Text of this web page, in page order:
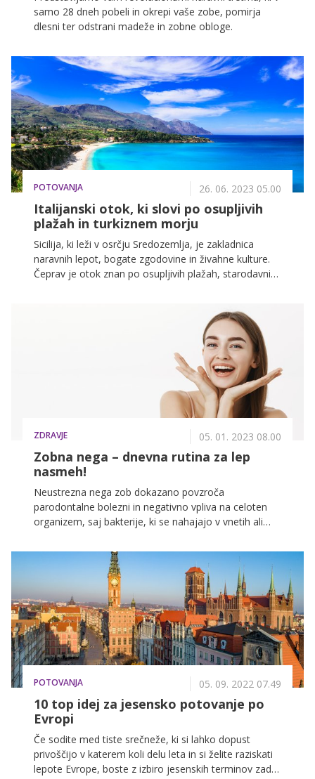
samo 28 dneh pobeli in okrepi vaše zobe, pomirja
dlesni ter odstrani madeže in zobne obloge.
POTOVANJA 26. 06. 2023 05.00
Italijanski otok, ki slovi po osupljivih
plažah in turkiznem morju
Sicilija, ki leži v osrčju Sredozemlja, je zakladnica
naravnih lepot, bogate zgodovine in živahne kulture.
Čeprav je otok znan po osupljivih plažah, starodavnih
ZDRAVJE 05. 01. 2023 08.00
Zobna nega – dnevna rutina za lep
nasmeh!
Neustrezna nega zob dokazano povzroča
parodontalne bolezni in negativno vpliva na celoten
organizem, saj bakterije, ki se nahajajo v vnetih ali
povečujejo tveganje za infarkt, možgansko kap in
POTOVANJA 05. 09. 2022 07.49
10 top idej za jesensko potovanje po
Evropi
Če sodite med tiste srečneže, ki si lahko dopust
privoščijo v katerem koli delu leta in si želite raziskati
lepote Evrope, boste z izbiro jesenskih terminov zadeli